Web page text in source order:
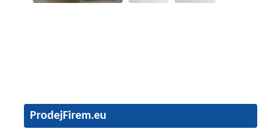
ProdejFirem.eu